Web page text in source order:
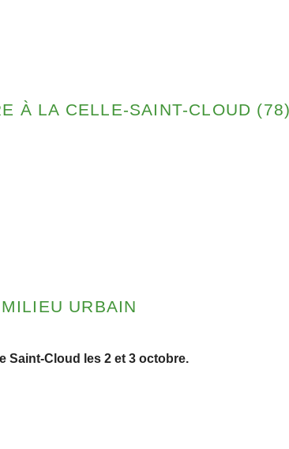
À LA CELLE-SAINT-CLOUD
URBAIN
Saint-Cloud les 2 et 3 octobre.